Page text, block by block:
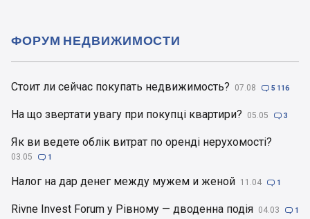
Стоит ли сейчас покупать недвижимость? 07.08  5 116
На що звертати увагу при покупці квартири? 05.05  3
Як ви ведете облік витрат по оренді нерухомості?
03.05  1
Налог на дар денег между мужем и женой 11.04  1
Rivne Invest Forum у Рівному — дводенна подія 04.03  1
ФОРУМ НЕДВИЖИМОСТИ